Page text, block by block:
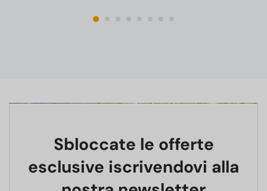
Sbloccate le offerte
esclusive iscrivendovi alla